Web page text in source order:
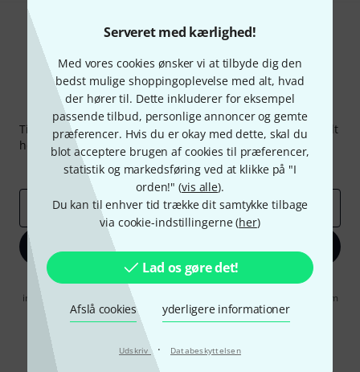
Serveret med kærlighed!
Med vores cookies ønsker vi at tilbyde dig den
bedst mulige shoppingoplevelse med alt, hvad
der hører til. Dette inkluderer for eksempel
passende tilbud, personlige annoncer og gemte
præferencer. Hvis du er okay med dette, skal du
blot acceptere brugen af cookies til præferencer,
statistik og markedsføring ved at klikke på "I
orden!" (vis alle).
Du kan til enhver tid trække dit samtykke tilbage
via cookie-indstillingerne (her)
Lad os gøre det!
Afslå cookies yderligere informationer
Udskriv · Databeskyttelsen
Thomann Newsletter
Tilmeld dig Thomann Nyhedsbrevet på engelsk og med lidt
held kan du vinde en af
50 gavekort hver værdi
Inspirerende bidrag
Tilbud Thomann-indsigter
Email adresse*
Når jeg klikker på "Tilmeld dig nu", erklærer jeg mig samtidig
indforstået med at modtage e-mail-reklame. Dette tilsagn kan når som
helst trækkes tilbage. Find yderligere informationer i vores
informationer om databeskyttelse.
* Obligatorisk felt